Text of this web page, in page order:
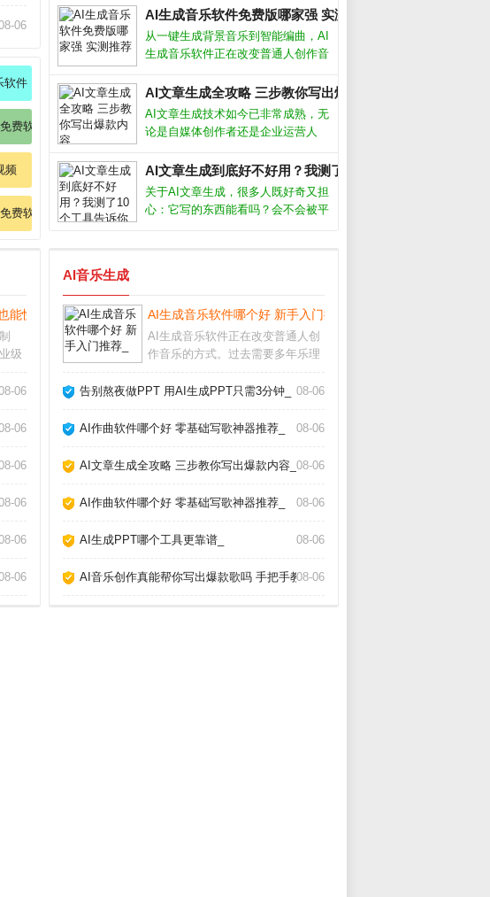
器_
06
软件
费软件
频
费软件
软件能帮你快速完成一首完整的歌
曲。下面我结合亲身测试，聊聊哪些
真正值得下载。哪些AI写歌软件真正
AI生成音乐软件免费版哪家强 实测推荐_
从一键生成背景音乐到智能编曲，AI
生成音乐软件正在改变普通人创作音
游戏开发者还是音乐爱好者，这些工
具都能帮你快速产出免版税的原创配
乐。但面对市面上层出不穷的软件，
AI文章生成全攻略 三步教你写出爆款内容_
AI文章生成技术如今已非常成熟，无
论是自媒体创作者还是企业运营人
容。但很多人只停留在“复制粘贴”层
面，浪费了这个强大工具的真正潜
力。要想让AI写出符合需求、有深
AI文章生成到底好不好用？我测了10个工具告诉你真相_
关于AI文章生成，很多人既好奇又担
心：它写的东西能看吗？会不会被平
能快速出片_
级
描
避
06
_ 06
06
06
06
_06
AI音乐生成
AI生成音乐软件哪个好 新手入门推荐_
AI生成音乐软件正在改变普通人创
作音乐的方式。过去需要多年乐理
就能生成完整曲目。这些工具降低
多不多、效果好不好、要不要付
告别熬夜做PPT 用AI生成PPT只需3分钟_ 08-06
AI作曲软件哪个好 零基础写歌神器推荐_ 08-06
AI文章生成全攻略 三步教你写出爆款内容_ 08-06
AI作曲软件哪个好 零基础写歌神器推荐_ 08-06
AI生成PPT哪个工具更靠谱_ 08-06
AI音乐创作真能帮你写出爆款歌吗 手把手教你玩转AI作歌_
08-06